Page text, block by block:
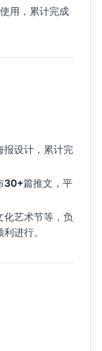
用，累计完成
报设计，累计完
30+篇推文，平
艺术节等，负
进行。